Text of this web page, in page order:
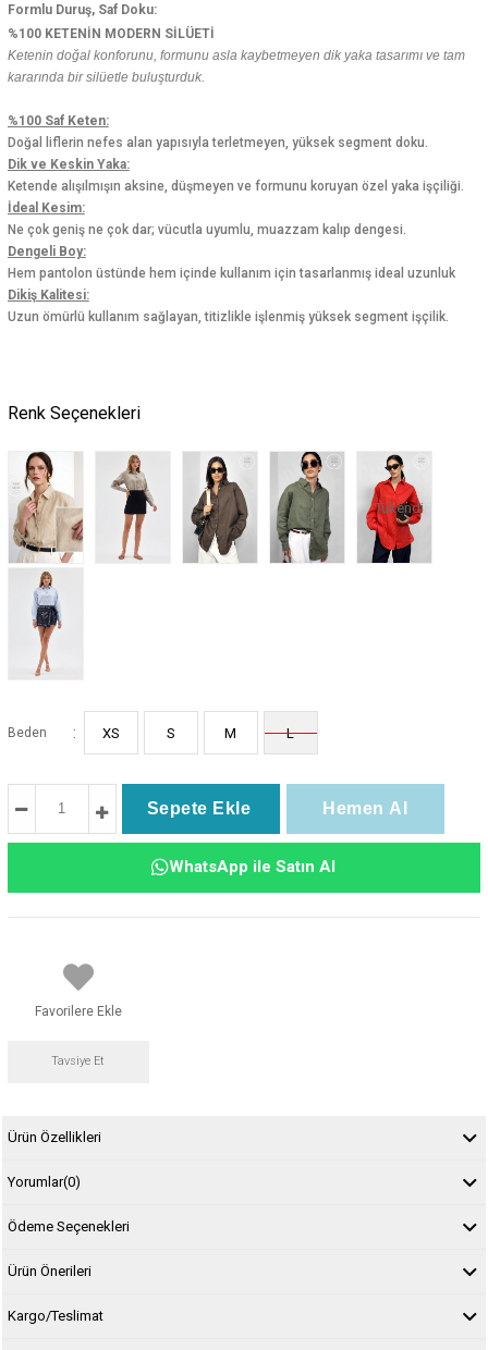
Formlu Duruş, Saf Doku:
%100 KETENİN MODERN SİLÜETİ
Ketenin doğal konforunu, formunu asla kaybetmeyen dik yaka tasarımı ve tam
kararında bir silüetle buluşturduk.
%100 Saf Keten:
Doğal liflerin nefes alan yapısıyla terletmeyen, yüksek segment doku.
Dik ve Keskin Yaka:
Ketende alışılmışın aksine, düşmeyen ve formunu koruyan özel yaka işçiliği.
İdeal Kesim:
Ne çok geniş ne çok dar; vücutla uyumlu, muazzam kalıp dengesi.
Dengeli Boy:
Hem pantolon üstünde hem içinde kullanım için tasarlanmış ideal uzunluk
Dikiş Kalitesi:
Uzun ömürlü kullanım sağlayan, titizlikle işlenmiş yüksek segment işçilik.
Renk Seçenekleri
Tükendi
Beden : XS S M L
WhatsApp ile Satın Al
Favorilere Ekle
Tavsiye Et
Ürün Özellikleri
Yorumlar(0)
Ödeme Seçenekleri
Ürün Önerileri
Kargo/Teslimat